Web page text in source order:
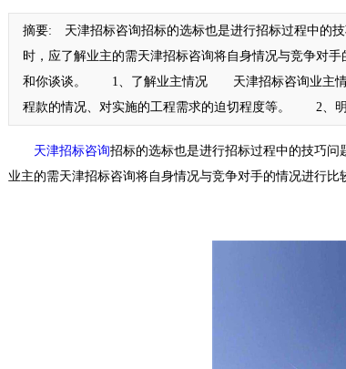
摘要: 天津招标咨询招标的选标也是进行招标过程中的
时，应了解业主的需天津招标咨询将自身情况与竞争对
和你谈谈。 1、了解业主情况 天津招标咨询业主情况
程款的情况、对实施的工程需求的迫切程度等。 2、
天津招标咨询招标的选标也是进行招标过程中的技巧
业主的需天津招标咨询将自身情况与竞争对手的情况进行